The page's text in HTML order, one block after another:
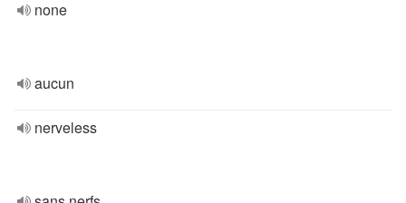
none
aucun
nerveless